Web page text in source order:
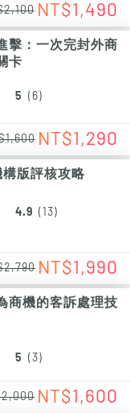
NT$1,490
擊：一次完封外商
卡
5 ( 6 )
NT$1,290
構版評核攻略
4.9 ( 13 )
NT$1,990
商機的客訴處理技
5 ( 3 )
NT$1,600